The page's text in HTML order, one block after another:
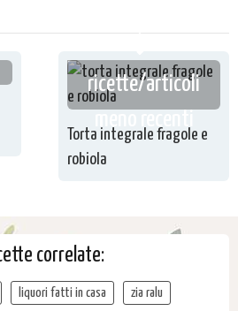
ricette/articoli
Torta integrale fragole e
robiola
correlate:
liquori fatti in casa zia ralu